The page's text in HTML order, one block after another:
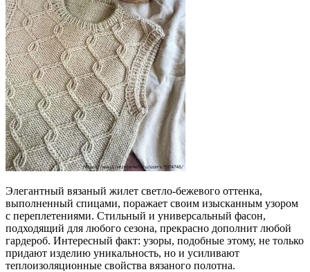
Элегантный вязаный жилет светло-бежевого оттенка,
выполненный спицами, поражает своим изысканным узором
с переплетениями. Стильный и универсальный фасон,
подходящий для любого сезона, прекрасно дополнит любой
гардероб. Интересный факт: узоры, подобные этому, не только
придают изделию уникальность, но и усиливают
теплоизоляционные свойства вязаного полотна.